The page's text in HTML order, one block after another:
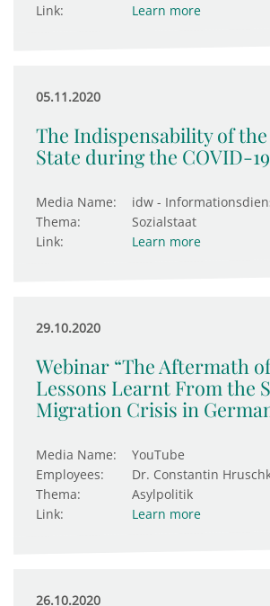
Link:
Learn more
05.11.2020
The Indispensability of
State during the COVID-
Media Name:
idw -
Thema:
Sozialstaat
Link:
Learn more
29.10.2020
Webinar “The Aftermath of
Lessons Learnt From the
Migration Crisis in
Media Name:
YouTube
Employees:
Dr. Constantin
Thema:
Asylpolitik
Link:
Learn more
26.10.2020